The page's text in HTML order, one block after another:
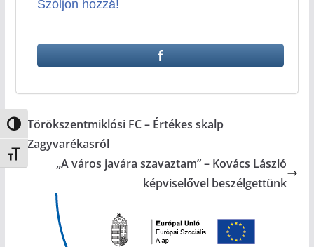
Nagy kontraszt váltása
Betűméret váltása
Szóljon hozzá!
Törökszentmiklósi FC – Értékes skalp
Zagyvarékasról
„A város javára szavaztam” – Kovács László
képviselővel beszélgettünk